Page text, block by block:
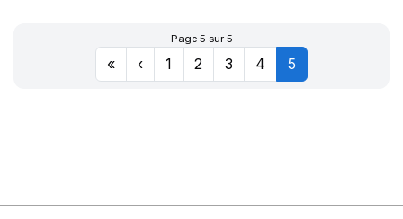
TRANSPRO 2
Page 5 sur 5
« ‹ 1 2 3 4 5